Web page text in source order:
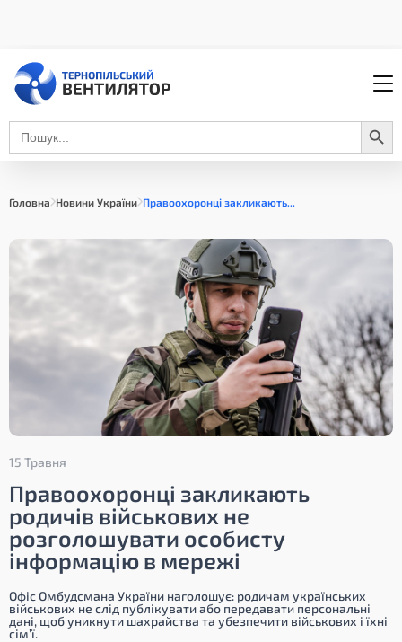
Search
for:
Search Button
Головна Новини України Правоохоронці закликають...
15 Травня
Правоохоронці закликають
родичів військових не
розголошувати особисту
інформацію в мережі
Офіс Омбудсмана України наголошує: родичам українських
військових не слід публікувати або передавати персональні
дані, щоб уникнути шахрайства та убезпечити військових і їхні
сім’ї.